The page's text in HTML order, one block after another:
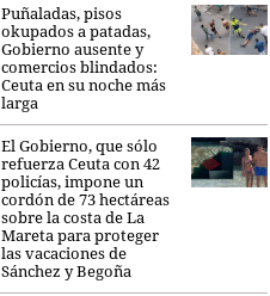
Puñaladas, pisos
okupados a patadas,
Gobierno ausente y
comercios blindados:
Ceuta en su noche más
larga
El Gobierno, que sólo
refuerza Ceuta con 42
policías, impone un
cordón de 73 hectáreas
sobre la costa de La
Mareta para proteger
las vacaciones de
Sánchez y Begoña